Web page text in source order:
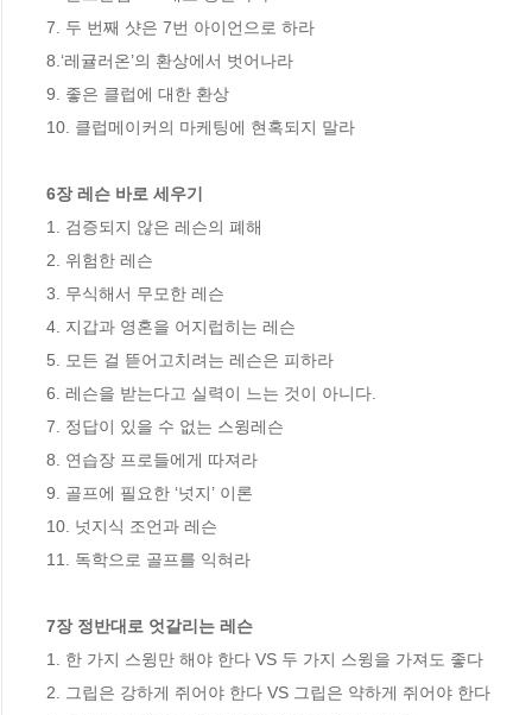
7. 두 번째 샷은 7번 아이언으로 하라
8.‘레귤러온’의 환상에서 벗어나라
9. 좋은 클럽에 대한 환상
10. 클럽메이커의 마케팅에 현혹되지 말라
6장 레슨 바로 세우기
1. 검증되지 않은 레슨의 폐해
2. 위험한 레슨
3. 무식해서 무모한 레슨
4. 지갑과 영혼을 어지럽히는 레슨
5. 모든 걸 뜯어고치려는 레슨은 피하라
6. 레슨을 받는다고 실력이 느는 것이 아니다.
7. 정답이 있을 수 없는 스윙레슨
8. 연습장 프로들에게 따져라
9. 골프에 필요한 ‘넛지’ 이론
10. 넛지식 조언과 레슨
11. 독학으로 골프를 익혀라
7장 정반대로 엇갈리는 레슨
1. 한 가지 스윙만 해야 한다 VS 두 가지 스윙을 가져도 좋다
2. 그립은 강하게 쥐어야 한다 VS 그립은 약하게 쥐어야 한다